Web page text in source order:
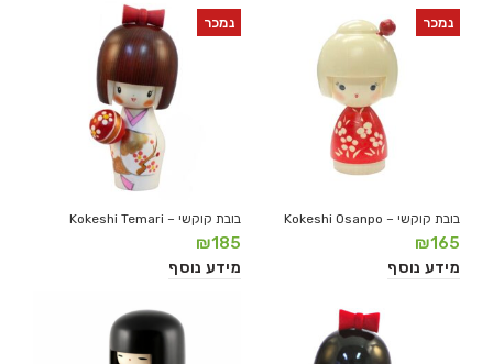
נמכר
בובת קוקשי – Kokeshi Osanpo
₪165
מידע נוסף
נמכר
בובת קוקשי – Kokeshi Temari
₪185
מידע נוסף